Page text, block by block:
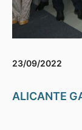
23/09/2022
ALICANTE